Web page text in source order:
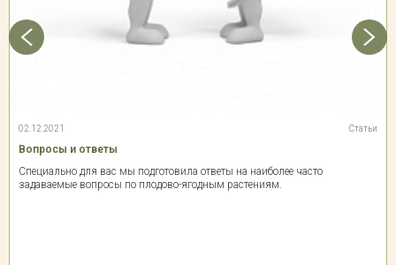
02.12.2021 Статьи
Вопросы и ответы
Специально для вас мы подготовила ответы на наиболее часто
задаваемые вопросы по плодово-ягодным растениям.